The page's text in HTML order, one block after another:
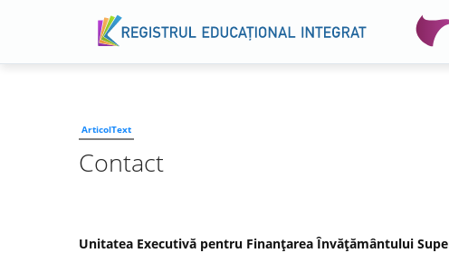
ArticolText
Contact
Unitatea Executivă pentru Finanţarea Învăţământului